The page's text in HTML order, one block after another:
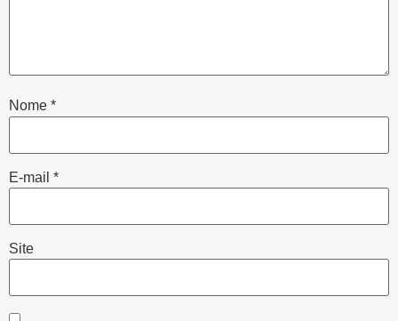
Nome *
E-mail *
Site